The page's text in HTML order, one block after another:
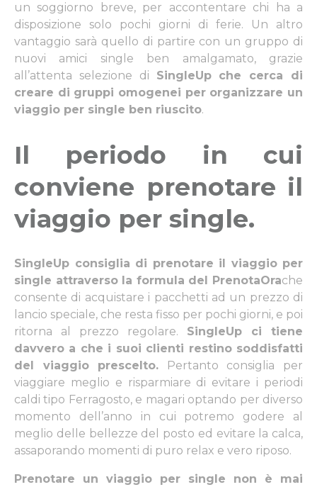
un soggiorno breve, per accontentare chi ha a
disposizione solo pochi giorni di ferie. Un altro
vantaggio sarà quello di partire con un gruppo di
nuovi amici single ben amalgamato, grazie
all’attenta selezione di SingleUp che cerca di
creare di gruppi omogenei per organizzare un
viaggio per single ben riuscito.
Il periodo in cui
conviene prenotare il
viaggio per single.
SingleUp consiglia di prenotare il viaggio per
single attraverso la formula del PrenotaOrache
consente di acquistare i pacchetti ad un prezzo di
lancio speciale, che resta fisso per pochi giorni, e poi
ritorna al prezzo regolare. SingleUp ci tiene
davvero a che i suoi clienti restino soddisfatti
del viaggio prescelto. Pertanto consiglia per
viaggiare meglio e risparmiare di evitare i periodi
caldi tipo Ferragosto, e magari optando per diverso
momento dell’anno in cui potremo godere al
meglio delle bellezze del posto ed evitare la calca,
assaporando momenti di puro relax e vero riposo.
Prenotare un viaggio per single non è mai